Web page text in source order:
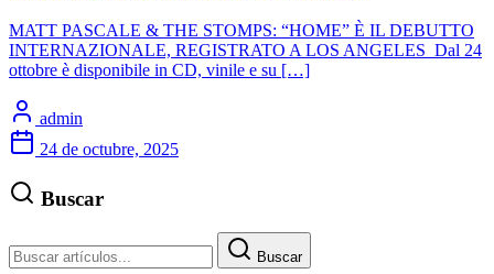
MATT PASCALE & THE STOMPS: “HOME” È IL DEBUTTO
INTERNAZIONALE, REGISTRATO A LOS ANGELES Dal 24
ottobre è disponibile in CD, vinile e su […]
admin
24 de octubre, 2025
Buscar
Buscar